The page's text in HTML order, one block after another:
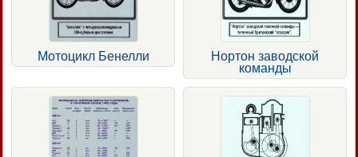
Мотоцикл Бенелли
Нортон заводской
команды